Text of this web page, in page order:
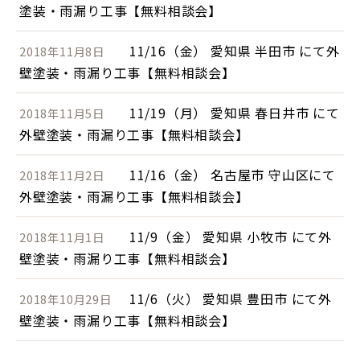
塗装・雨漏り工事【無料相談会】
2018年11月8日
11/16（金） 愛知県 半田市 にて外
壁塗装・雨漏り工事【無料相談会】
2018年11月5日
11/19（月） 愛知県 春日井市 にて
外壁塗装・雨漏り工事【無料相談会】
2018年11月2日
11/16（金） 名古屋市 守山区にて
外壁塗装・雨漏り工事【無料相談会】
2018年11月1日
11/9（金） 愛知県 小牧市 にて外
壁塗装・雨漏り工事【無料相談会】
2018年10月29日
11/6（火） 愛知県 豊田市 にて外
壁塗装・雨漏り工事【無料相談会】